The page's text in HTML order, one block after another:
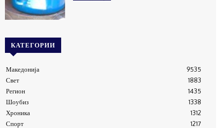
КАТЕГОРИИ
Македонија
9535
Свет
1883
Регион
1435
Шоубиз
1338
Хроника
1312
Спорт
1217